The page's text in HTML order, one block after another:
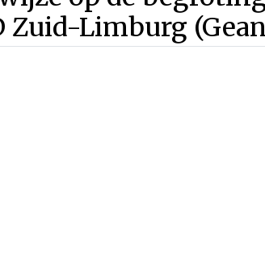
Zuid-Limburg